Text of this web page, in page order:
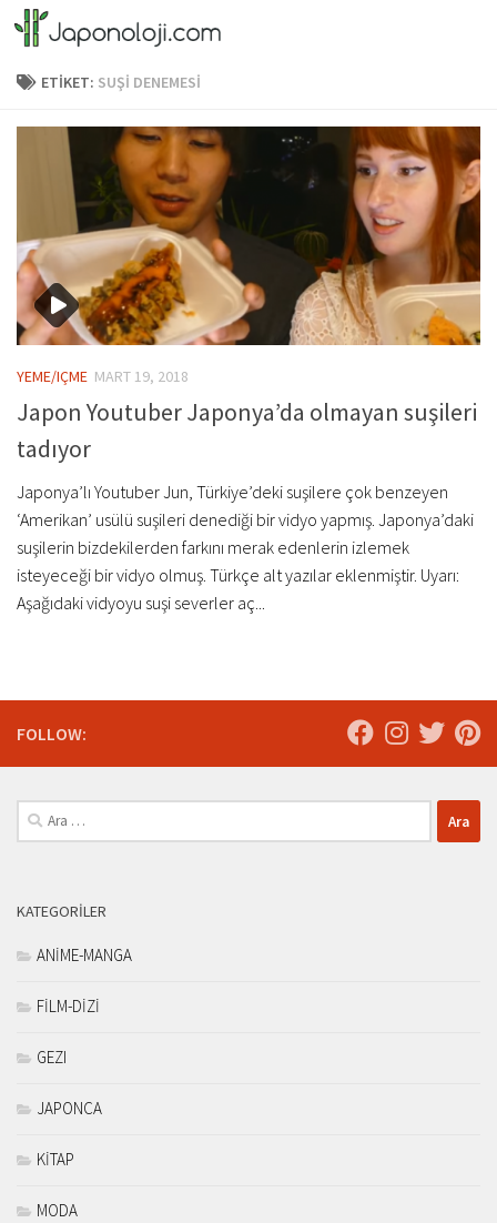
Skip to content
ETIKET: SUŞI DENEMESI
YEME/IÇME MART 19, 2018
Japon Youtuber Japonya’da olmayan suşileri
tadıyor
Japonya’lı Youtuber Jun, Türkiye’deki suşilere çok benzeyen
‘Amerikan’ usülü suşileri denediği bir vidyo yapmış. Japonya’daki
suşilerin bizdekilerden farkını merak edenlerin izlemek
isteyeceği bir vidyo olmuş. Türkçe alt yazılar eklenmiştir. Uyarı:
Aşağıdaki vidyoyu suşi severler aç...
FOLLOW:
Arama:
KATEGORILER
ANİME-MANGA
FİLM-DİZİ
GEZI
JAPONCA
KİTAP
MODA